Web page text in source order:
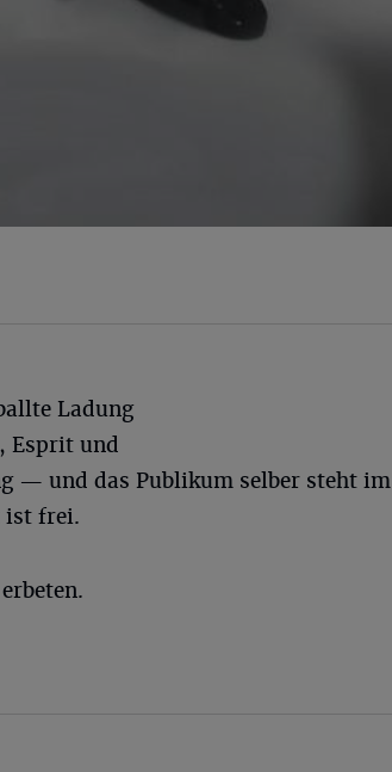
Ladung
Esprit und
— und das Publikum selber steht im
ist frei.